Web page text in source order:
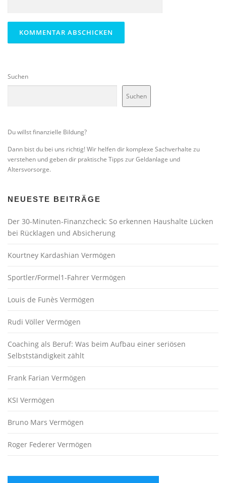
Suchen
Suchen
Du willst finanzielle Bildung?
Dann bist du bei uns richtig! Wir helfen dir komplexe Sachverhalte zu
verstehen und geben dir praktische Tipps zur Geldanlage und
Altersvorsorge.
NEUESTE BEITRÄGE
Der 30-Minuten-Finanzcheck: So erkennen Haushalte Lücken
bei Rücklagen und Absicherung
Kourtney Kardashian Vermögen
Sportler/Formel1-Fahrer Vermögen
Louis de Funès Vermögen
Rudi Völler Vermögen
Coaching als Beruf: Was beim Aufbau einer seriösen
Selbstständigkeit zählt
Frank Farian Vermögen
KSI Vermögen
Bruno Mars Vermögen
Roger Federer Vermögen